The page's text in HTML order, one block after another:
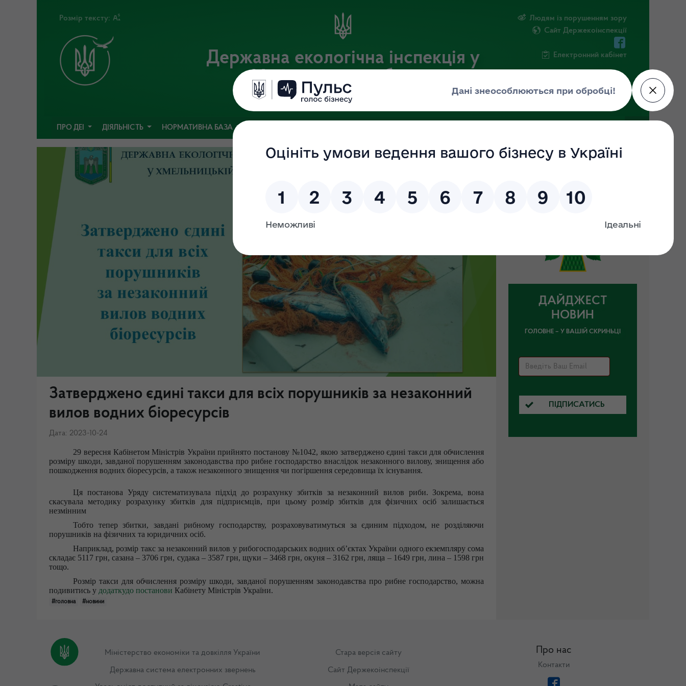
Розмір тексту:
Державна екологічна інспекція у
Хмельницькій області
Офіційний веб-портал
Людям із порушенням зору
Сайт Держекоінспекції
Електронний кабінет
ПРО ДЕІ ДІЯЛЬНІСТЬ НОРМАТИВНА БАЗА
Затверджено єдині такси для всіх порушників за незаконний
вилов водних біоресурсів
Дата: 2023-10-24
29 вересня Кабінетом Міністрів України прийнято постанову №1042, якою затверджено єдині такси для обчислення
розміру шкоди, завданої порушенням законодавства про рибне господарство внаслідок незаконного вилову, знищення або
пошкодження водних біоресурсів, а також незаконного знищення чи погіршення середовища їх існування.
Ця постанова Уряду систематизувала підхід до розрахунку збитків за незаконний вилов риби. Зокрема, вона
скасувала методику розрахунку збитків для підприємців, при цьому розмір збитків для фізичних осіб залишається
незмінним
Тобто тепер збитки, завдані рибному господарству, розраховуватимуться за єдиним підходом, не розділяючи
порушників на фізичних та юридичних осіб.
Наприклад, розмір такс за незаконний вилов у рибогосподарських водних об’єктах України одного екземпляру сома
складає 5117 грн, сазана – 3706 грн, судака – 3587 грн, щуки – 3468 грн, окуня – 3162 грн, ляща – 1649 грн, лина – 1598 грн
тощо.
Розмір такси для обчислення розміру шкоди, завданої порушенням законодавства про рибне господарство, можна
подивитись у додаткудо постанови Кабінету Міністрів України.
#головна #новини
ДАЙДЖЕСТ
НОВИН
ГОЛОВНЕ – У ВАШІЙ СКРИНЬЦІ
ПІДПИСАТИСЬ
Міністерство економіки та довкілля України
Державна система електронних звернень
Стара версія сайту
Сайт Держекоінспекції
Про нас
Контакти